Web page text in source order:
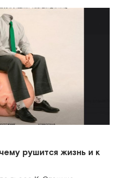
рушится жизнь и к